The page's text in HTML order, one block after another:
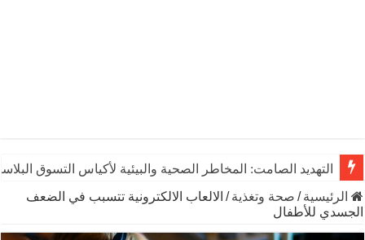
التهديد الصامت: المخاطر الصحية والبيئية لأكياس التسوق
الرئيسية / صحة وتغذية / الالعاب الالكترونية تتسبب في الضعف
الجسدي للأطفال